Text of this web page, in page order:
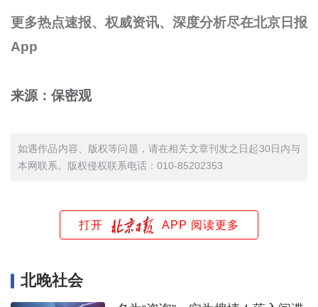
更多热点速报、权威资讯、深度分析尽在北京日报
App
来源：保密观
如遇作品内容、版权等问题，请在相关文章刊发之日起30日内与
本网联系。版权侵权联系电话：010-85202353
打开 APP 阅读更多
北晚社会